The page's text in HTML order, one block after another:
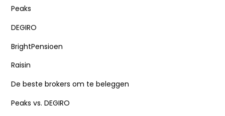
Peaks
DEGIRO
BrightPensioen
Raisin
De beste brokers om te beleggen
Peaks vs. DEGIRO